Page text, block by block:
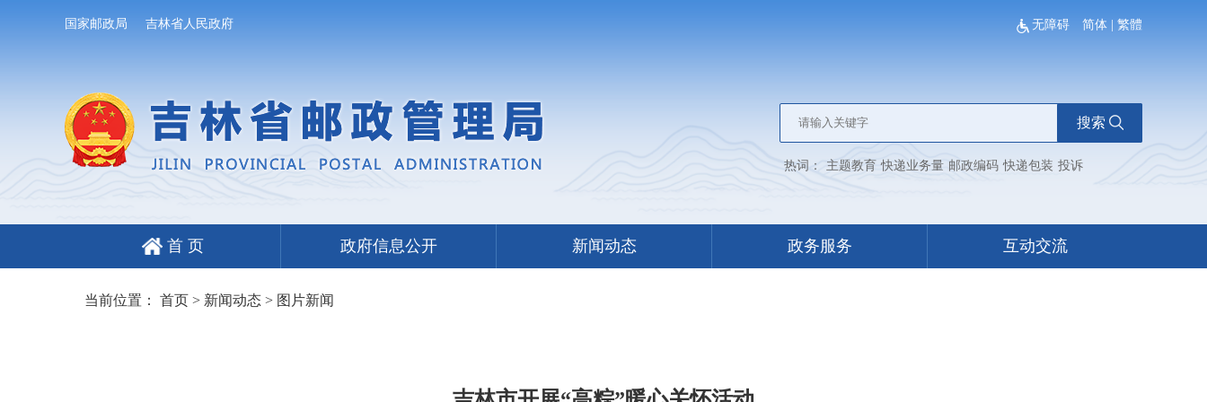
国家邮政局 吉林省人民政府 无障碍 简体 繁體
搜索
热词： 主题教育 快递业务量 邮政编码 快递包装 投诉
首 页 政府信息公开 新闻动态 政务服务 互动交流
当前位置： 首页> 新闻动态> 图片新闻